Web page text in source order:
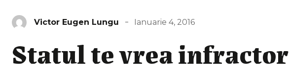
Victor Eugen Lungu Ianuarie 4, 2016
Statul te vrea infractor